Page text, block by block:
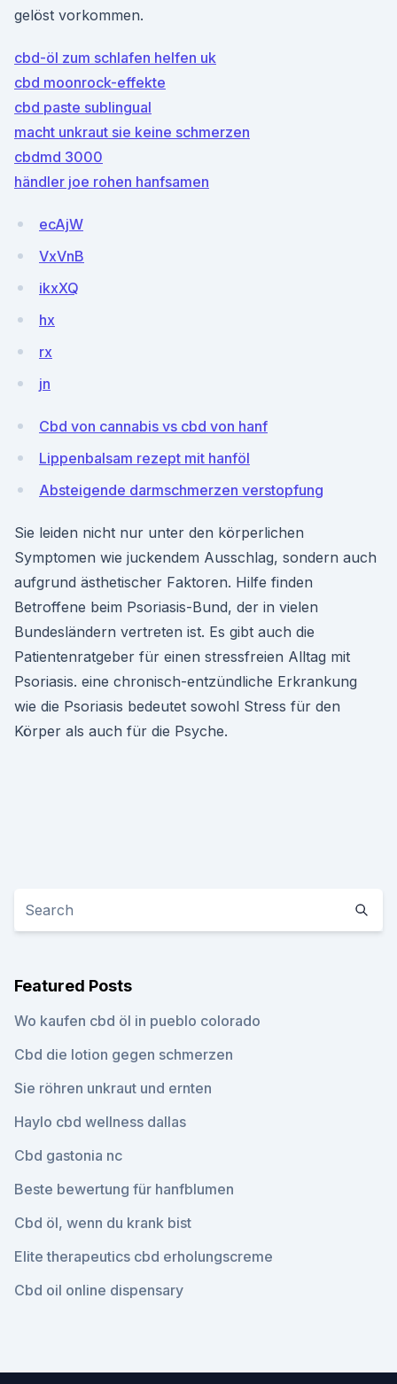
gelöst vorkommen.
cbd-öl zum schlafen helfen uk
cbd moonrock-effekte
cbd paste sublingual
macht unkraut sie keine schmerzen
cbdmd 3000
händler joe rohen hanfsamen
ecAjW
VxVnB
ikxXQ
hx
rx
jn
Cbd von cannabis vs cbd von hanf
Lippenbalsam rezept mit hanföl
Absteigende darmschmerzen verstopfung
Sie leiden nicht nur unter den körperlichen
Symptomen wie juckendem Ausschlag, sondern auch
aufgrund ästhetischer Faktoren. Hilfe finden
Betroffene beim Psoriasis-Bund, der in vielen
Bundesländern vertreten ist. Es gibt auch die
Patientenratgeber für einen stressfreien Alltag mit
Psoriasis. eine chronisch-entzündliche Erkrankung
wie die Psoriasis bedeutet sowohl Stress für den
Körper als auch für die Psyche.
Featured Posts
Wo kaufen cbd öl in pueblo colorado
Cbd die lotion gegen schmerzen
Sie röhren unkraut und ernten
Haylo cbd wellness dallas
Cbd gastonia nc
Beste bewertung für hanfblumen
Cbd öl, wenn du krank bist
Elite therapeutics cbd erholungscreme
Cbd oil online dispensary